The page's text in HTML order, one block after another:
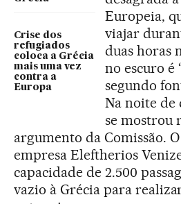
Crise dos
refugiados
coloca a Grécia
mais uma vez
contra a
Europa
Europeia,
viajar
duas horas
no escuro é
segundo
Na noite de
se mostrou
argumento da Comissão.
empresa Eleftherios
capacidade de 2.500
vazio à Grécia para